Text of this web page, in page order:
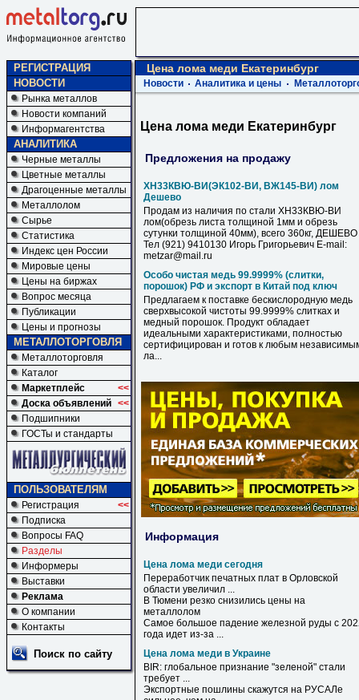
РЕГИСТРАЦИЯ
НОВОСТИ
Рынка металлов
Новости компаний
Информагентства
АНАЛИТИКА
Черные металлы
Цветные металлы
Драгоценные металлы
Металлолом
Сырье
Статистика
Индекс цен России
Мировые цены
Цены на биржах
Вопрос месяца
Публикации
Цены и прогнозы
МЕТАЛЛОТОРГОВЛЯ
Металлоторговля
Каталог
Маркетплейс
<<
Доска объявлений <<
Подшипники
ГОСТы и стандарты
ПОЛЬЗОВАТЕЛЯМ
Регистрация
<<
Подписка
Вопросы FAQ
Разделы
Информеры
Выставки
Реклама
О компании
Контакты
Поиск по сайту
Цена лома меди Екатеринбург
Новости Аналитика и цены
Цена лома меди Екатеринбург
Предложения на продажу
ХН33КВЮ-ВИ(ЭК102-ВИ, ВЖ145-ВИ) лом
Дешево
Продам из наличия по стали ХН33КВЮ-ВИ
лом(обрезь листа толщиной 1мм и обрезь
сутунки толщиной 40мм), всего 360кг, ДЕШЕВО
Тел (921) 9410130 Игорь Григорьевич E-mail:
metzar@mail.ru
Особо чистая медь 99.9999% (слитки,
порошок) РФ и экспорт в Китай под ключ
Предлагаем к поставке бескислородную медь
сверхвысокой чистоты 99.9999% слитках и
медный порошок. Продукт обладает
идеальными характеристиками, полностью
сертифицирован и готов к любым
ла...
Информация
Цена лома меди сегодня
Переработчик печатных плат в Орловской
области увеличил ...
В Тюмени резко снизились цены на
металлолом
Самое большое падение железной руды с
года идет из-за ...
Цена лома меди в Украине
BIR: глобальное признание "зеленой" стали
требует ...
Экспортные пошлины скажутся на РУСАЛе